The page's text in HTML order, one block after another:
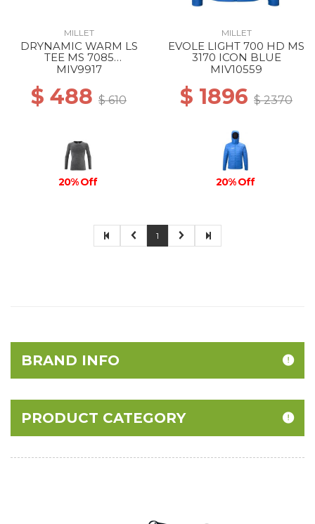
MILLET
DRYNAMIC WARM LS
TEE MS 7085
ANTHRACITE GREY
MIV9917
$ 488 $ 610
20% Off
MILLET
EVOLE LIGHT 700 HD MS
3170 ICON BLUE
MIV10559
$ 1896 $ 2370
20% Off
1
BRAND INFO
PRODUCT CATEGORY